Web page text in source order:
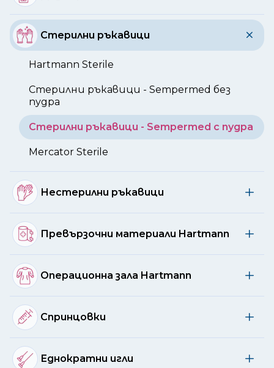
Стерилни ръкавици
Hartmann Sterile
Стерилни ръкавици - Sempermed без
пудра
Стерилни ръкавици - Sempermed с пудра
Mercator Sterile
Нестерилни ръкавици
Превързочни материали Hartmann
Операционна зала Hartmann
Спринцовки
Еднократни игли